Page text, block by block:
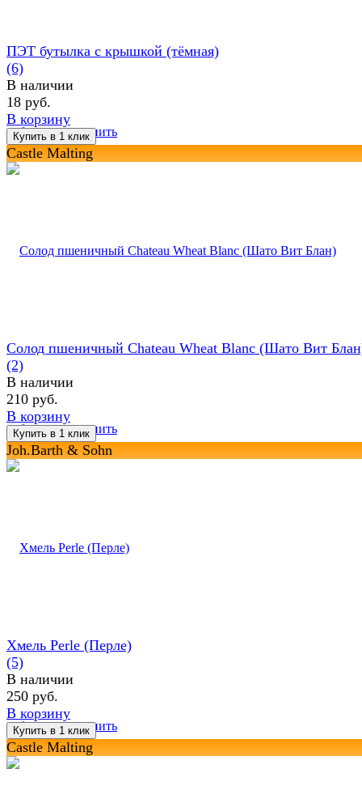
избранное сравнить
ПЭТ бутылка с крышкой (тёмная)
(6)
В наличии
18 руб.
В корзину
Castle Malting
избранное сравнить
Солод пшеничный Chateau Wheat Blanc (Шато Вит
(2)
В наличии
210 руб.
В корзину
Joh.Barth & Sohn
избранное сравнить
Хмель Perle (Перле)
(5)
В наличии
250 руб.
В корзину
Castle Malting